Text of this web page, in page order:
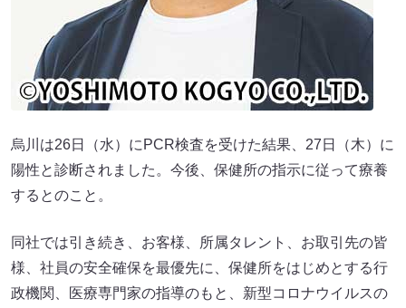
烏川は26日（水）にPCR検査を受けた結果、27日（木）に
陽性と診断されました。今後、保健所の指示に従って療養
するとのこと。
同社では引き続き、お客様、所属タレント、お取引先の皆
様、社員の安全確保を最優先に、保健所をはじめとする行
政機関、医療専門家の指導のもと、新型コロナウイルスの